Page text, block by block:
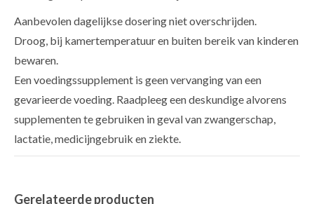
Aanbevolen dagelijkse dosering niet overschrijden.
Droog, bij kamertemperatuur en buiten bereik van kinderen
bewaren.
Een voedingssupplement is geen vervanging van een
gevarieerde voeding. Raadpleeg een deskundige alvorens
supplementen te gebruiken in geval van zwangerschap,
lactatie, medicijngebruik en ziekte.
Gerelateerde producten